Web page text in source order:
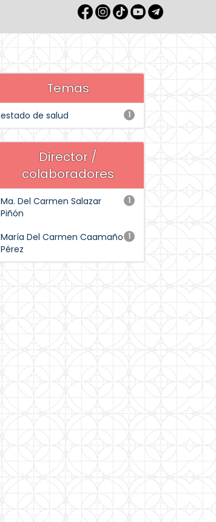
Temas
1
estado de salud
Director /
colaboradores
1
Ma. Del Carmen Salazar
Piñón
1
María Del Carmen Caamaño
Pérez